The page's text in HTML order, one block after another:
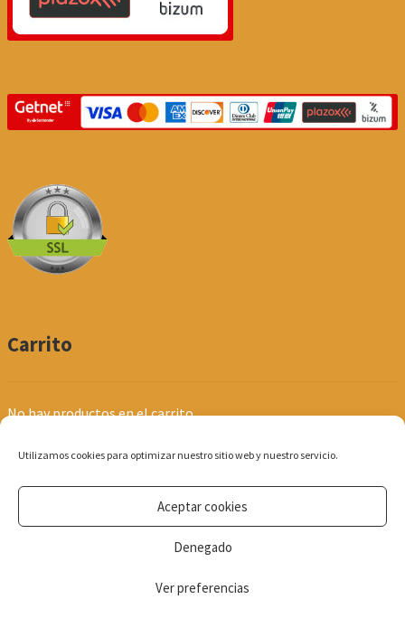
Utilizamos cookies para optimizar nuestro sitio web y nuestro servicio.
Aceptar cookies
Denegado
Ver preferencias
Carrito
No hay productos en el carrito.
© Produpel | Productos de Peluquería y Estética 2026